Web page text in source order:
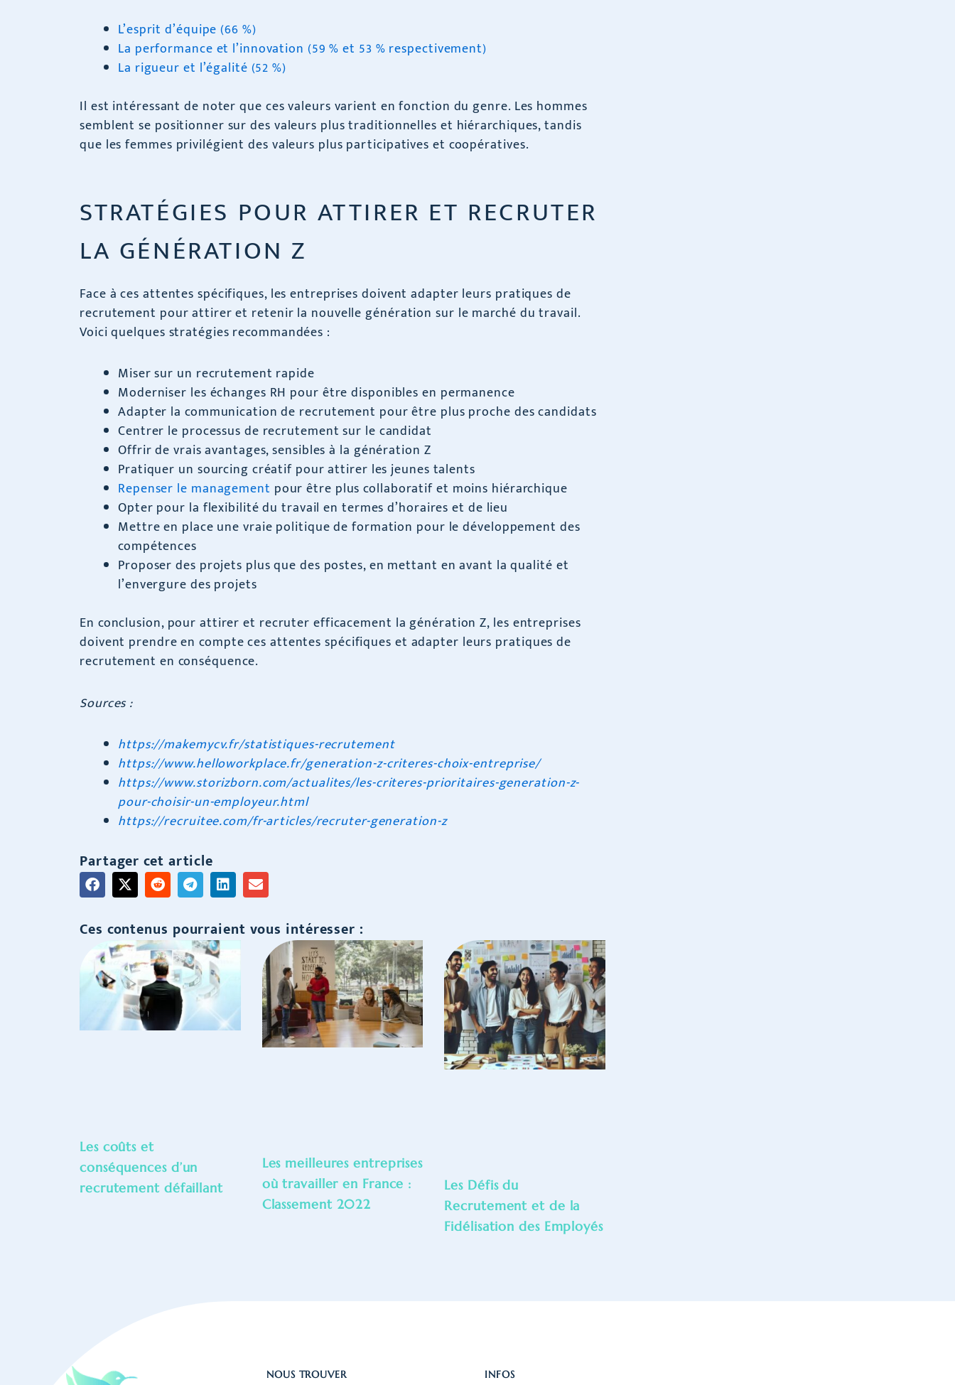
L’esprit d’équipe (66 %)
La performance et l’innovation (59 % et 53 % respectivement)
La rigueur et l’égalité (52 %)
Il est intéressant de noter que ces valeurs varient en fonction du genre. Les hommes
semblent se positionner sur des valeurs plus traditionnelles et hiérarchiques, tandis
que les femmes privilégient des valeurs plus participatives et coopératives.
STRATÉGIES POUR ATTIRER ET RECRUTER
LA GÉNÉRATION Z
Face à ces attentes spécifiques, les entreprises doivent adapter leurs pratiques de
recrutement pour attirer et retenir la nouvelle génération sur le marché du travail.
Voici quelques stratégies recommandées :
Miser sur un recrutement rapide
Moderniser les échanges RH pour être disponibles en permanence
Adapter la communication de recrutement pour être plus proche des candidats
Centrer le processus de recrutement sur le candidat
Offrir de vrais avantages, sensibles à la génération Z
Pratiquer un sourcing créatif pour attirer les jeunes talents
Repenser le management pour être plus collaboratif et moins hiérarchique
Opter pour la flexibilité du travail en termes d’horaires et de lieu
Mettre en place une vraie politique de formation pour le développement des
compétences
Proposer des projets plus que des postes, en mettant en avant la qualité et
l’envergure des projets
En conclusion, pour attirer et recruter efficacement la génération Z, les entreprises
doivent prendre en compte ces attentes spécifiques et adapter leurs pratiques de
recrutement en conséquence.
Sources :
https://makemycv.fr/statistiques-recrutement
https://www.helloworkplace.fr/generation-z-criteres-choix-entreprise/
https://www.storizborn.com/actualites/les-criteres-prioritaires-generation-z-
pour-choisir-un-employeur.html
https://recruitee.com/fr-articles/recruter-generation-z
Partager cet article
Ces contenus pourraient vous intéresser :
Les coûts et
conséquences d’un
recrutement défaillant
Les meilleures entreprises
où travailler en France :
Classement 2022
Les Défis du
Recrutement et de la
Fidélisation des Employés
NOUS TROUVER INFOS